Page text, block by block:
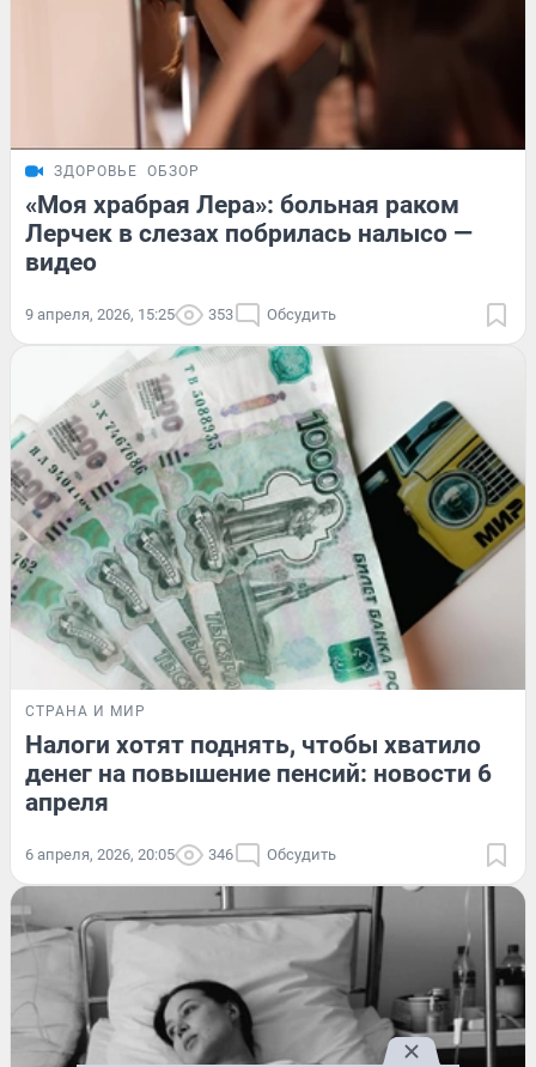
ЗДОРОВЬЕ ОБЗОР
«Моя храбрая Лера»: больная раком
Лерчек в слезах побрилась налысо —
видео
9 апреля, 2026, 15:25 353 Обсудить
СТРАНА И МИР
Налоги хотят поднять, чтобы хватило
денег на повышение пенсий: новости 6
апреля
6 апреля, 2026, 20:05 346 Обсудить